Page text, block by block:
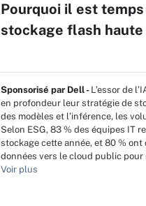
Pourquoi il est temps
stockage flash
Sponsorisé par Dell - L’essor de
en profondeur leur stratégie de
des modèles et l’inférence, les
Selon ESG, 83 % des équipes IT
stockage cette année, et 80 %
données vers le cloud public pour
Voir plus